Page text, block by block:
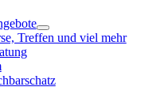
Treffen und viel mehr